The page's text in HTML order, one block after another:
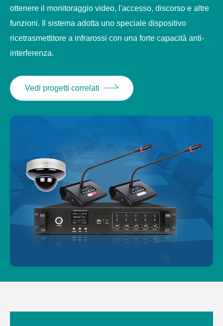
ottenere il monitoraggio video, l'accesso, discorso e altre
funzioni. Il sistema adotta uno speciale dispositivo
ricetrasmettitore a infrarossi con una forte capacità anti-
interferenza.
Vedi progetti correlati